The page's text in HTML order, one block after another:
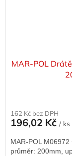
MAR-POL
162 Kč bez DPH
196,02 Kč / ks
MAR-POL
průměr: 200mm,